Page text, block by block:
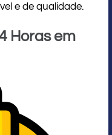
e de qualidade.
Horas em